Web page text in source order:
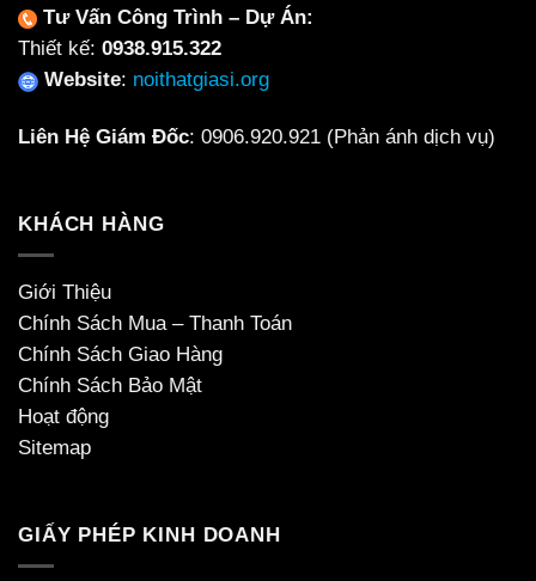
Tư Vấn Công Trình – Dự Án:
Thiết kế: 0938.915.322
Website: noithatgiasi.org
Liên Hệ Giám Đốc: 0906.920.921 (Phản ánh dịch vụ)
KHÁCH HÀNG
Giới Thiệu
Chính Sách Mua – Thanh Toán
Chính Sách Giao Hàng
Chính Sách Bảo Mật
Hoạt động
Sitemap
GIẤY PHÉP KINH DOANH